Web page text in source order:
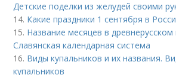
Детские поделки из желудей своими
14. Какие праздники 1 сентября в
15. Название месяцев в древнерусском
Славянская календарная система
16. Виды купальников и их названия.
купальников